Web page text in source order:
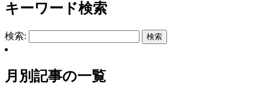
キーワード検索
検索:
月別記事の一覧